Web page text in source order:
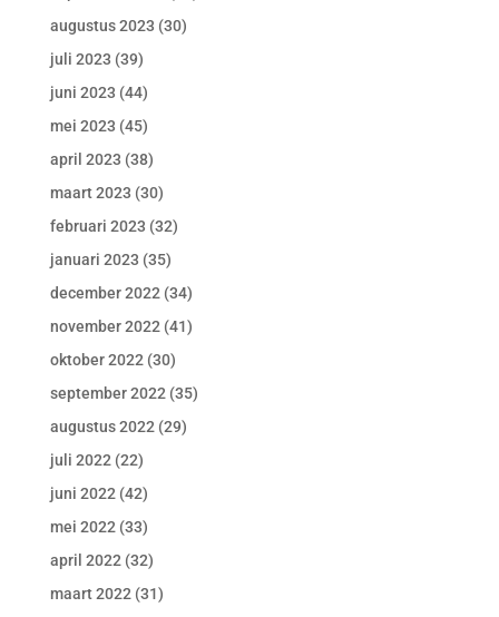
augustus 2023 (30)
juli 2023 (39)
juni 2023 (44)
mei 2023 (45)
april 2023 (38)
maart 2023 (30)
februari 2023 (32)
januari 2023 (35)
december 2022 (34)
november 2022 (41)
oktober 2022 (30)
september 2022 (35)
augustus 2022 (29)
juli 2022 (22)
juni 2022 (42)
mei 2022 (33)
april 2022 (32)
maart 2022 (31)